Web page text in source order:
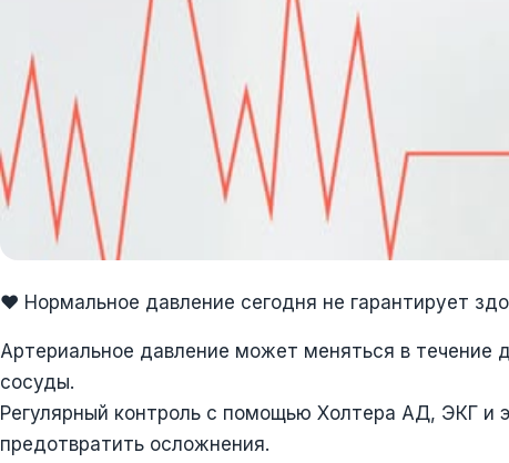
❤️ Нормальное давление сегодня не гарантирует
Артериальное давление может меняться в течение
сосуды.
Регулярный контроль с помощью Холтера АД, ЭКГ и
предотвратить осложнения.